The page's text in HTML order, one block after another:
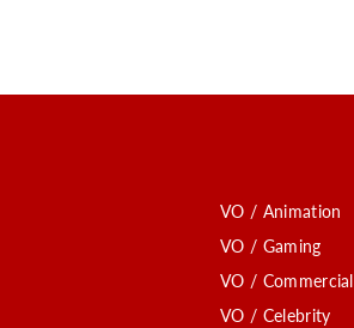
VO / Animation
VO / Gaming
VO / Commercial
VO / Celebrity